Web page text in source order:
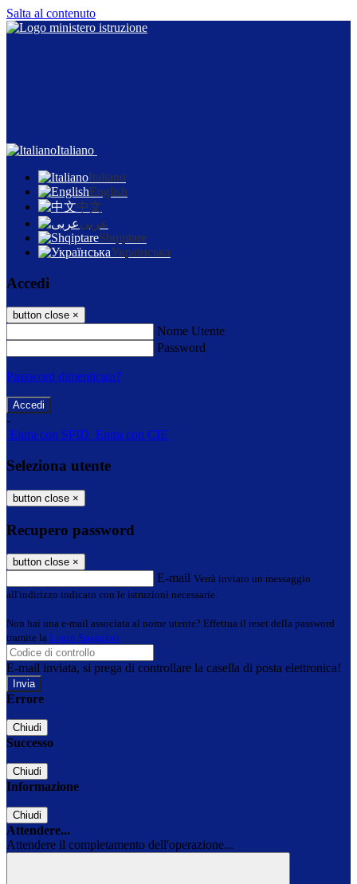
Salta al contenuto
Italiano
Italiano
English
中文
عربى
Shqiptare
Українська
Accedi
button close ×
Nome Utente
Password
Password dimenticata?
-
Entra con SPID Entra con CIE
Seleziona utente
button close ×
Recupero password
button close ×
E-mail Verrà inviato un messaggio
all'indirizzo indicato con le istruzioni necessarie.
Non hai una e-mail associata al nome utente? Effettua il reset della password
tramite la Login Spaggiari
E-mail inviata, si prega di controllare la casella di posta elettronica!
Errore
Chiudi
Successo
Chiudi
Informazione
Chiudi
Attendere...
Attendere il completamento dell'operazione...